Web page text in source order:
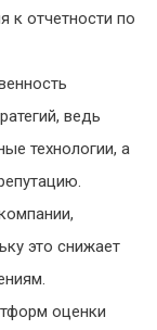
к отчетности по
ведь
технологии, а
это снижает
оценки